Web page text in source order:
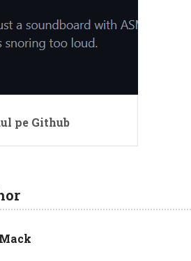
pe Github
Mack